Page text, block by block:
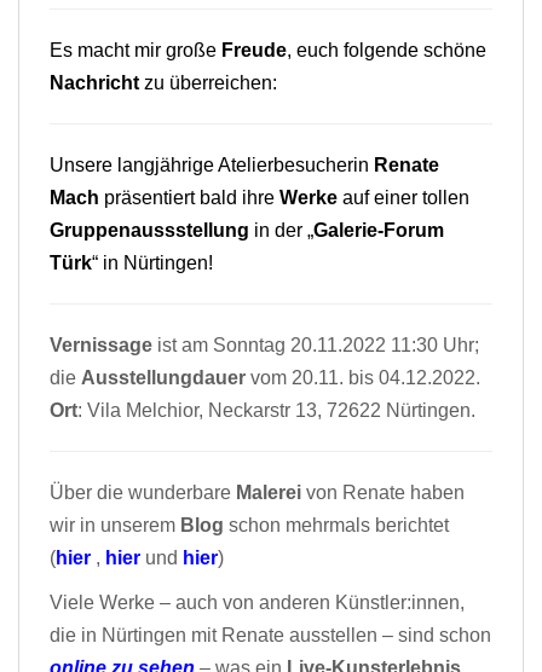
Es macht mir große Freude, euch folgende schöne
Nachricht zu überreichen:
Unsere langjährige Atelierbesucherin Renate
Mach präsentiert bald ihre Werke auf einer tollen
Gruppenaussstellung in der „Galerie-Forum
Türk“ in Nürtingen!
Vernissage ist am Sonntag 20.11.2022 11:30 Uhr;
die Ausstellungdauer vom 20.11. bis 04.12.2022.
Ort: Vila Melchior, Neckarstr 13, 72622 Nürtingen.
Über die wunderbare Malerei von Renate haben
wir in unserem Blog schon mehrmals berichtet
(hier , hier und hier)
Viele Werke – auch von anderen Künstler:innen,
die in Nürtingen mit Renate ausstellen – sind schon
online zu sehen – was ein Live-Kunsterlebnis